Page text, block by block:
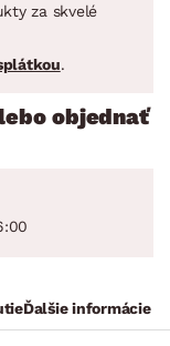
za skvelé
.
objednať
Ďalšie informácie